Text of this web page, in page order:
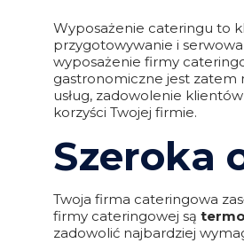
Wyposażenie cateringu to
przygotowywanie i
wyposażenie firmy
gastronomiczne jest zatem
usług, zadowolenie
korzyści Twojej firmie.
Szeroka
Twoja firma cateringowa
firmy cateringowej są
zadowolić najbardziej